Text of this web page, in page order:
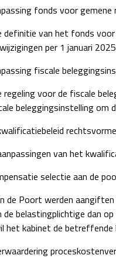
fonds voor gemene
van het fonds voor
per 1 januari
fiscale
voor de fiscale
beleggingsinstelling om
van het
selectie aan de
de Poort werden
belastingplichtige dan
kabinet de betreffende